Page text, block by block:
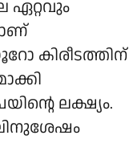
ഏറ്റവും
കിരീടത്തിന്
ലക്ഷ്യം.